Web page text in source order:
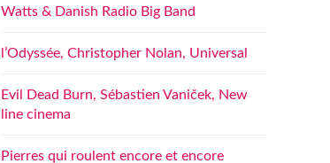
Watts & Danish Radio Big Band
l’Odyssée, Christopher Nolan, Universal
Evil Dead Burn, Sébastien Vaniček, New
line cinema
Pierres qui roulent encore et encore